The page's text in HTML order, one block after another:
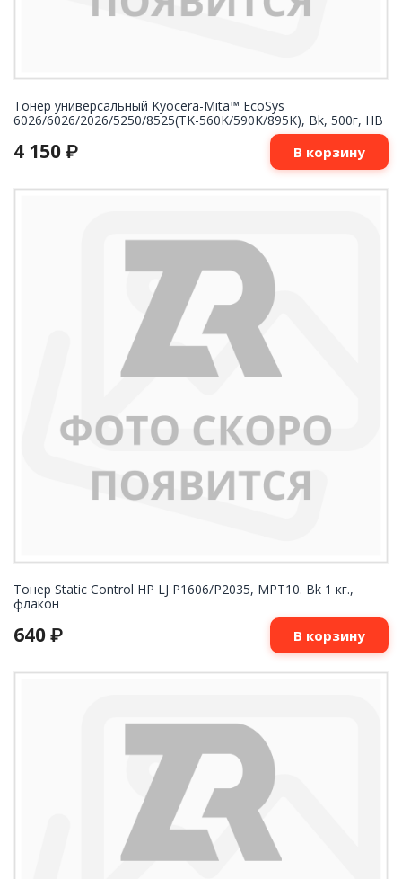
Тонер универсальный Kyocera-Mita™ EcoSys
6026/6026/2026/5250/8525(TK-560K/590K/895K), Bk, 500г, HB
4 150 ₽ В корзину
Тонер Static Control HP LJ P1606/P2035, MPT10. Bk 1 кг.,
флакон
640 ₽ В корзину